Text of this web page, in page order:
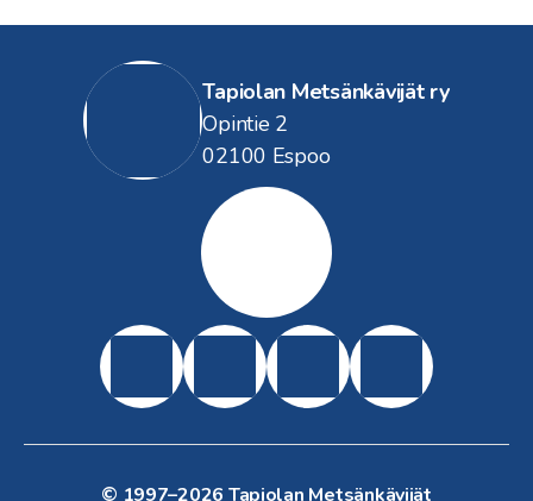
Tapiolan Metsänkävijät ry
Opintie 2
02100 Espoo
Kestävästi
partiossa
ki
dun
ävijät
set
© 1997–2026 Tapiolan Metsänkävijät